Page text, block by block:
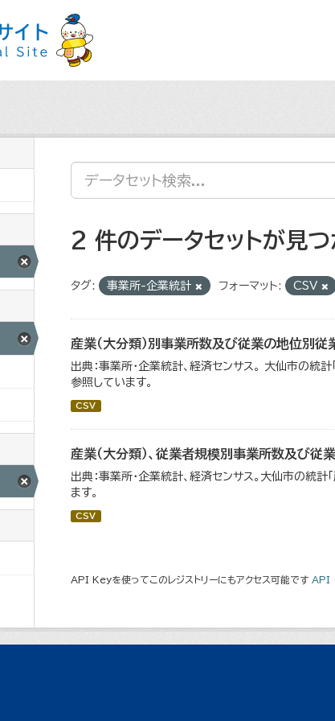
2 件のデータセットが見つ
タグ: 事業所-企業統計 フォーマット: CSV
産業（大分類）別事業所数及び従業の地位別従
出典：事業所・企業統計、経済センサス。 大仙市の
参照しています。
CSV
産業（大分類）、従業者規模別事業所数及び従
出典：事業所・企業統計、経済センサス。大仙市の統
ます。
CSV
API Keyを使ってこのレジストリーにもアクセス可能です API